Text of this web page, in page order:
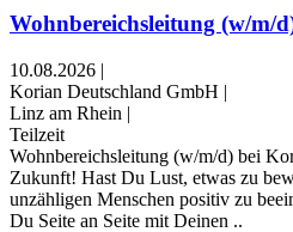
Wohnbereichsleitung (w/m/
10.08.2026 |
Korian Deutschland GmbH |
Linz am Rhein |
Teilzeit
Wohnbereichsleitung (w/m/d) bei
Zukunft! Hast Du Lust, etwas zu
unzähligen Menschen positiv zu
Du Seite an Seite mit Deinen ..